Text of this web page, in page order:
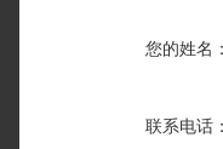
您的姓名
联系电话